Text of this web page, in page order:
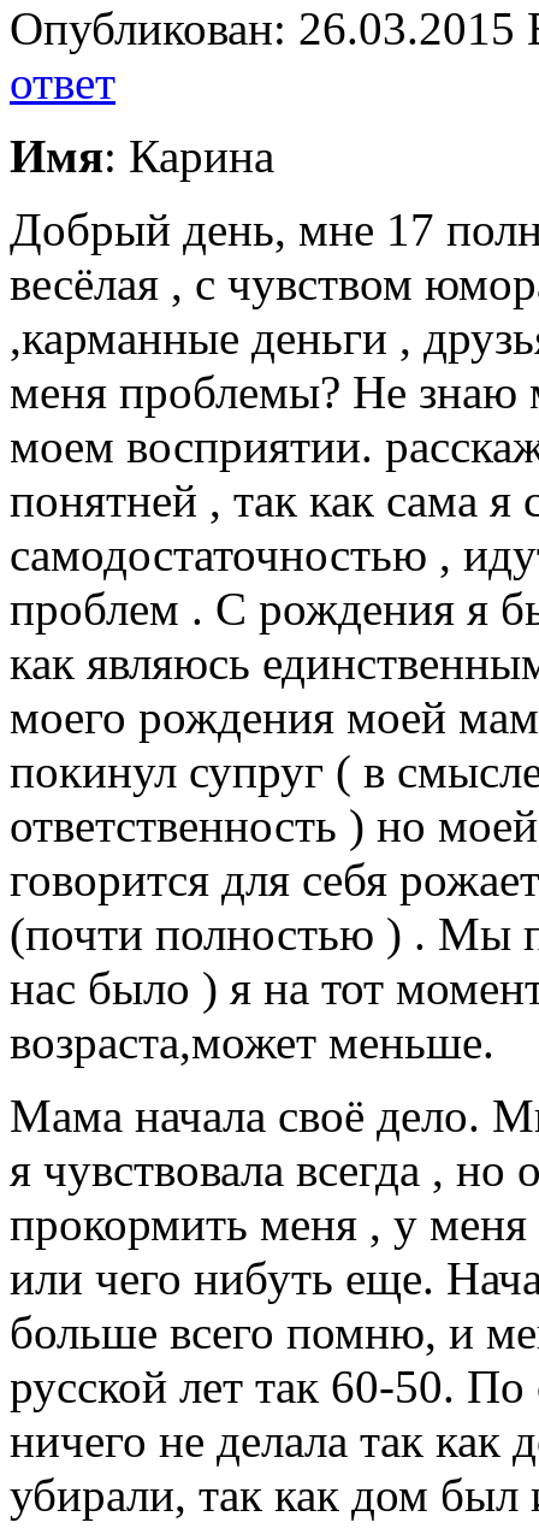
Опубликован:
ответ
Имя: Карина
Добрый день, мне 17
весёлая , с чувством
,карманные деньги ,
меня проблемы? Не знаю
моем восприятии.
понятней , так как сама
самодостаточностью ,
проблем . С рождения я
как являюсь
моего рождения моей
покинул супруг ( в
ответственность ) но
говорится для себя
(почти полностью ) . Мы
нас было ) я на тот
возраста,может меньше.
Мама начала своё дело.
я чувствовала всегда ,
прокормить меня , у
или чего нибуть еще.
больше всего помню, и
русской лет так 60-50.
ничего не делала так
убирали, так как дом